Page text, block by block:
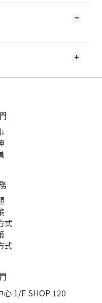
式
式
1/F SHOP 120